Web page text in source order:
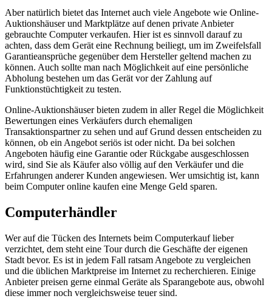
Aber natürlich bietet das Internet auch viele Angebote wie Online-
Auktionshäuser und Marktplätze auf denen private Anbieter
gebrauchte Computer verkaufen. Hier ist es sinnvoll darauf zu
achten, dass dem Gerät eine Rechnung beiliegt, um im Zweifelsfall
Garantieansprüche gegenüber dem Hersteller geltend machen zu
können. Auch sollte man nach Möglichkeit auf eine persönliche
Abholung bestehen um das Gerät vor der Zahlung auf
Funktionstüchtigkeit zu testen.
Online-Auktionshäuser bieten zudem in aller Regel die Möglichkeit
Bewertungen eines Verkäufers durch ehemaligen
Transaktionspartner zu sehen und auf Grund dessen entscheiden zu
können, ob ein Angebot seriös ist oder nicht. Da bei solchen
Angeboten häufig eine Garantie oder Rückgabe ausgeschlossen
wird, sind Sie als Käufer also völlig auf den Verkäufer und die
Erfahrungen anderer Kunden angewiesen. Wer umsichtig ist, kann
beim Computer online kaufen eine Menge Geld sparen.
Computerhändler
Wer auf die Tücken des Internets beim Computerkauf lieber
verzichtet, dem steht eine Tour durch die Geschäfte der eigenen
Stadt bevor. Es ist in jedem Fall ratsam Angebote zu vergleichen
und die üblichen Marktpreise im Internet zu recherchieren. Einige
Anbieter preisen gerne einmal Geräte als Sparangebote aus, obwohl
diese immer noch vergleichsweise teuer sind.